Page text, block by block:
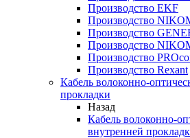
Производство EKF
Производство
Производство
Производство
Производство
Производство Rexant
Кабель волоконно-
прокладки
Назад
Кабель волоконно-
внутренней